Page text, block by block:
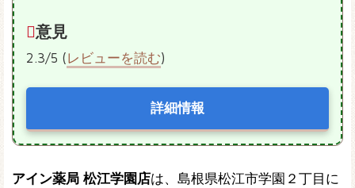
意見
2.3/5 (レビューを読む)
詳細情報
アイン薬局 松江学園店は、島根県松江市学園２丁目に